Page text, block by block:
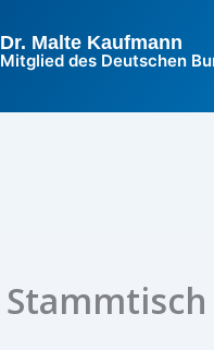
Dr. Malte Kaufmann
Mitglied des Deutschen